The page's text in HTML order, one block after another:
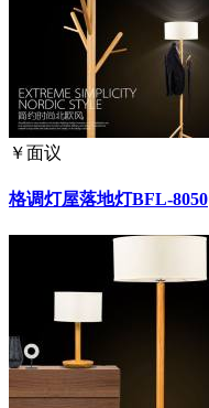
￥面议
格调灯屋落地灯BFL-8050